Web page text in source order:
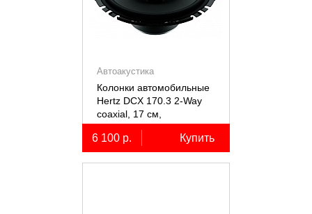
Автоакустика
Колонки автомобильные
Hertz DCX 170.3 2-Way
coaxial, 17 см,
коаксиальные
двухполосные, 2 шт.
6 100 р. Купить